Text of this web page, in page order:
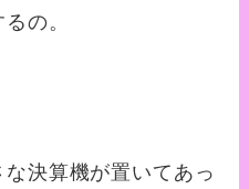
の。
決算機が置いてあっ